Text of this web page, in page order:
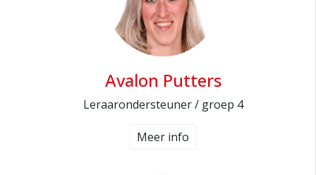
Avalon Putters
Leraarondersteuner / groep 4
Meer info